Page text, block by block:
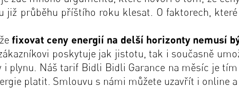
již průběhu příštího roku klesat. O faktorech,
fixovat ceny energií na delší horizonty nemusí
poskytuje jak jistotu, tak i současně
i plynu. Náš tarif Bidli Bidli Garance na měsíc je
platit. Smlouvu s námi můžete uzavřít i online